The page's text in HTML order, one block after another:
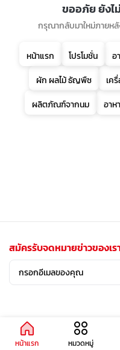
ขออภัย ยังไ
กรุณากลับมาใหม่ภายห
หน้าแรก โปรโมชั่น อ
ผัก ผลไม้ ธัญพืช
เค
ผลิตภัณฑ์จากนม
อาห
สมัครรับจดหมายข่าวของเร
หน้าแรก หมวดหมู่